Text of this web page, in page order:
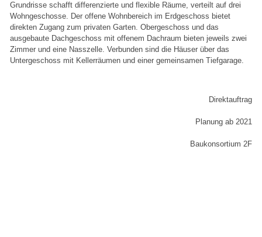
Grundrisse schafft differenzierte und flexible Räume, verteilt auf drei
Wohngeschosse. Der offene Wohnbereich im Erdgeschoss bietet
direkten Zugang zum privaten Garten. Obergeschoss und das
ausgebaute Dachgeschoss mit offenem Dachraum bieten jeweils zwei
Zimmer und eine Nasszelle. Verbunden sind die Häuser über das
Untergeschoss mit Kellerräumen und einer gemeinsamen Tiefgarage.
Direktauftrag
Planung ab 2021
Baukonsortium 2F